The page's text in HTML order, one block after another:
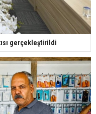
gerçekleştirildi